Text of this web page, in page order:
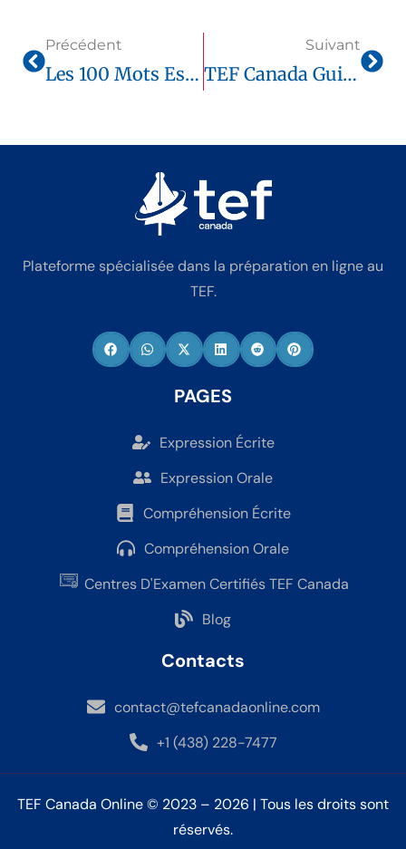
Précédent
Les 100 Mots Essentiels Pour Réussir Le TEF Canada 2025 (spécial Candidats À L’étranger)
Suivant
TEF Canada Guide Pour Calculer Votre Score (2025)
Plateforme spécialisée dans la préparation en ligne au
TEF.
PAGES
Expression Écrite
Expression Orale
Compréhension Écrite
Compréhension Orale
Centres D'Examen Certifiés TEF Canada
Blog
Contacts
contact@tefcanadaonline.com
+1 (438) 228-7477
TEF Canada Online © 2023 – 2026 | Tous les droits sont
réservés.